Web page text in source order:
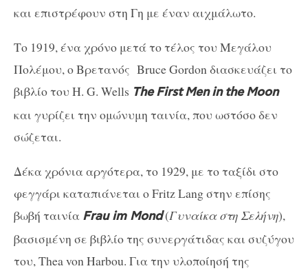
και επιστρέφουν στη Γη με έναν αιχμάλωτο.
Το 1919, ένα χρόνο μετά το τέλος του Μεγάλου
Πολέμου, ο Βρετανός Bruce Gordon διασκευάζει το
βιβλίο του H. G. Wells The First Men in the Moon
και γυρίζει την ομώνυμη ταινία, που ωστόσο δεν
σώζεται.
Δέκα χρόνια αργότερα, το 1929, με το ταξίδι στο
φεγγάρι καταπιάνεται ο Fritz Lang στην επίσης
βωβή ταινία Frau im Mond(Γυναίκα στη Σελήνη),
βασισμένη σε βιβλίο της συνεργάτιδας και συζύγου
του, Thea von Harbou. Για την υλοποίησή της